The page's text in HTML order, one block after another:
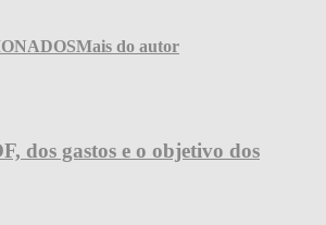
Mais do autor
dos gastos e o objetivo dos